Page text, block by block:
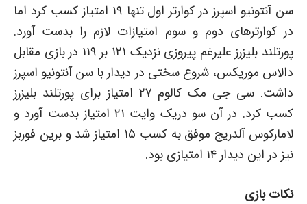
سن آنتونیو اسپرز در کوارتر اول تنها ۱۹ امتیاز کسب کرد اما
در کوارتر‌های دوم و سوم امتیازات لازم را بدست آورد.
پورتلند بلیزرز علیرغم پیروزی نزدیک ۱۲۱ بر ۱۱۹ در بازی مقابل
دالاس موریکس، شروع سختی در دیدار با سن آنتونیو اسپرز
داشت. سی جی مک کالوم ۲۷ امتیاز برای پورتلند بلیزرز
کسب کرد. در آن سو دریک وایت ۲۱ امتیاز بدست آورد و
لامارکوس آلدریج موفق به کسب ۱۵ امتیاز شد و برین فوربز
نیز در این دیدار ۱۴ امتیازی بود.
نکات بازی